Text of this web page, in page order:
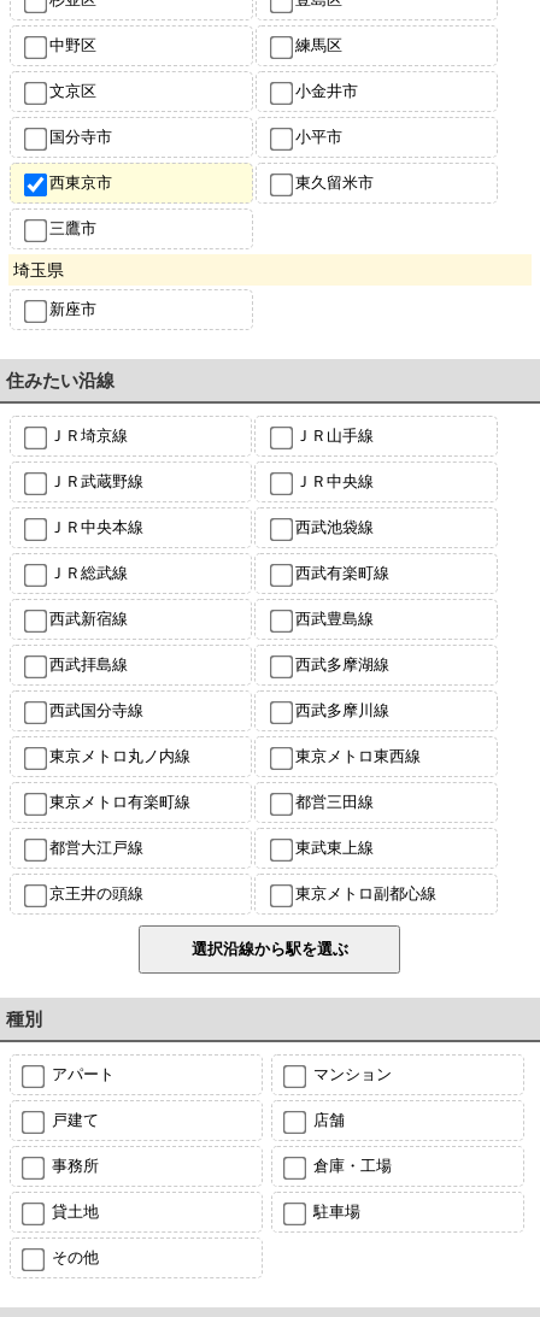
中野区 練馬区
文京区 小金井市
国分寺市 小平市
西東京市 東久留米市
三鷹市
埼玉県
新座市
住みたい沿線
ＪＲ埼京線 ＪＲ山手線
ＪＲ武蔵野線 ＪＲ中央線
ＪＲ中央本線 西武池袋線
ＪＲ総武線 西武有楽町線
西武新宿線 西武豊島線
西武拝島線 西武多摩湖線
西武国分寺線 西武多摩川線
東京メトロ丸ノ内線 東京メトロ東西線
東京メトロ有楽町線 都営三田線
都営大江戸線 東武東上線
京王井の頭線 東京メトロ副都心線
種別
アパート マンション
戸建て 店舗
事務所 倉庫・工場
貸土地 駐車場
その他